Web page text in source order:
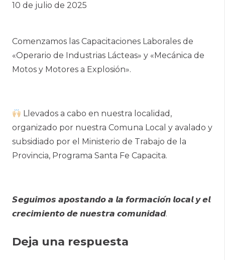
10 de julio de 2025
Comenzamos las Capacitaciones Laborales de
«Operario de Industrias Lácteas» y «Mecánica de
Motos y Motores a Explosión».
Llevados a cabo en nuestra localidad,
organizado por nuestra Comuna Local y avalado y
subsidiado por el Ministerio de Trabajo de la
Provincia, Programa Santa Fe Capacita.
𝙎𝙚𝙜𝙪𝙞𝙢𝙤𝙨 𝙖𝙥𝙤𝙨𝙩𝙖𝙣𝙙𝙤 𝙖 𝙡𝙖 𝙛𝙤𝙧𝙢𝙖𝙘𝙞𝙤́𝙣 𝙡𝙤𝙘𝙖𝙡 𝙮 𝙚𝙡
𝙘𝙧𝙚𝙘𝙞𝙢𝙞𝙚𝙣𝙩𝙤 𝙙𝙚 𝙣𝙪𝙚𝙨𝙩𝙧𝙖 𝙘𝙤𝙢𝙪𝙣𝙞𝙙𝙖𝙙.
Deja una respuesta